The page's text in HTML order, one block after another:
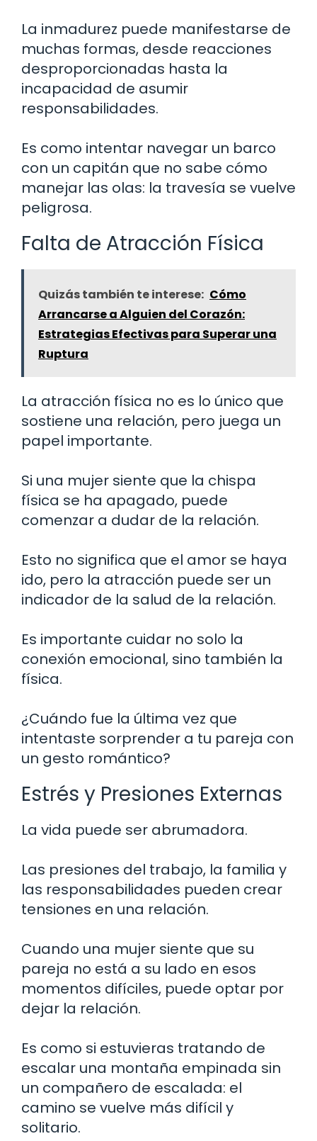
La inmadurez puede manifestarse de
muchas formas, desde reacciones
desproporcionadas hasta la
incapacidad de asumir
responsabilidades.
Es como intentar navegar un barco
con un capitán que no sabe cómo
manejar las olas: la travesía se vuelve
peligrosa.
Falta de Atracción Física
Quizás también te interese: Cómo
Arrancarse a Alguien del Corazón:
Estrategias Efectivas para Superar una
Ruptura
La atracción física no es lo único que
sostiene una relación, pero juega un
papel importante.
Si una mujer siente que la chispa
física se ha apagado, puede
comenzar a dudar de la relación.
Esto no significa que el amor se haya
ido, pero la atracción puede ser un
indicador de la salud de la relación.
Es importante cuidar no solo la
conexión emocional, sino también la
física.
¿Cuándo fue la última vez que
intentaste sorprender a tu pareja con
un gesto romántico?
Estrés y Presiones Externas
La vida puede ser abrumadora.
Las presiones del trabajo, la familia y
las responsabilidades pueden crear
tensiones en una relación.
Cuando una mujer siente que su
pareja no está a su lado en esos
momentos difíciles, puede optar por
dejar la relación.
Es como si estuvieras tratando de
escalar una montaña empinada sin
un compañero de escalada: el
camino se vuelve más difícil y
solitario.